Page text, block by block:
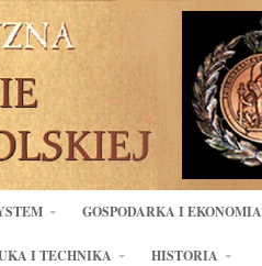
GOSPODARKA I EKONOMIA
I TECHNIKA HISTORIA